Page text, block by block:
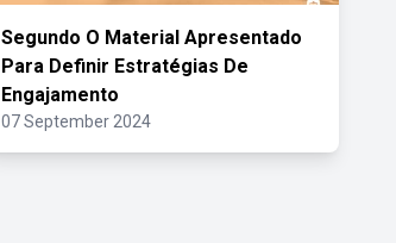
Segundo O Material Apresentado
Para Definir Estratégias De
Engajamento
07 September 2024